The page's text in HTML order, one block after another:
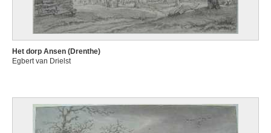
Het dorp Ansen (Drenthe)
Egbert van Drielst